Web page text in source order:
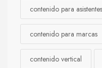
contenido para
contenido para marcas
contenido vertical